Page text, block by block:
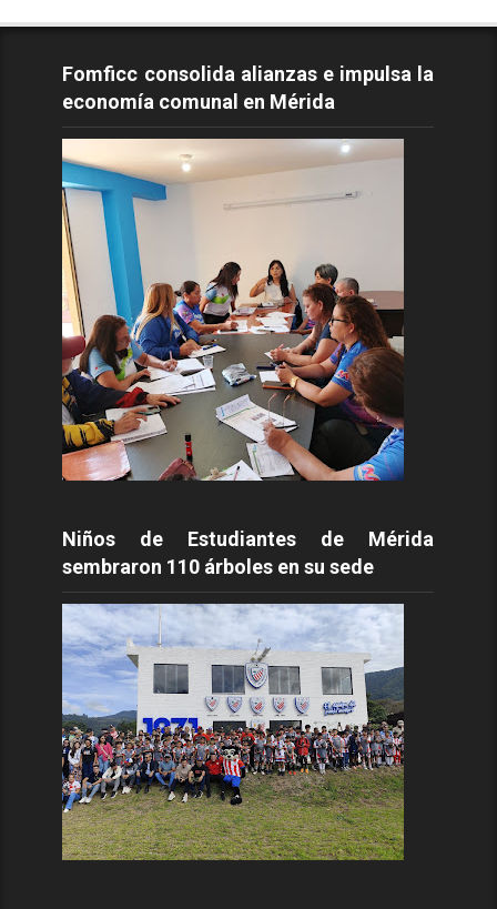
Fomficc consolida alianzas e impulsa la
economía comunal en Mérida
Niños de Estudiantes de Mérida
sembraron 110 árboles en su sede